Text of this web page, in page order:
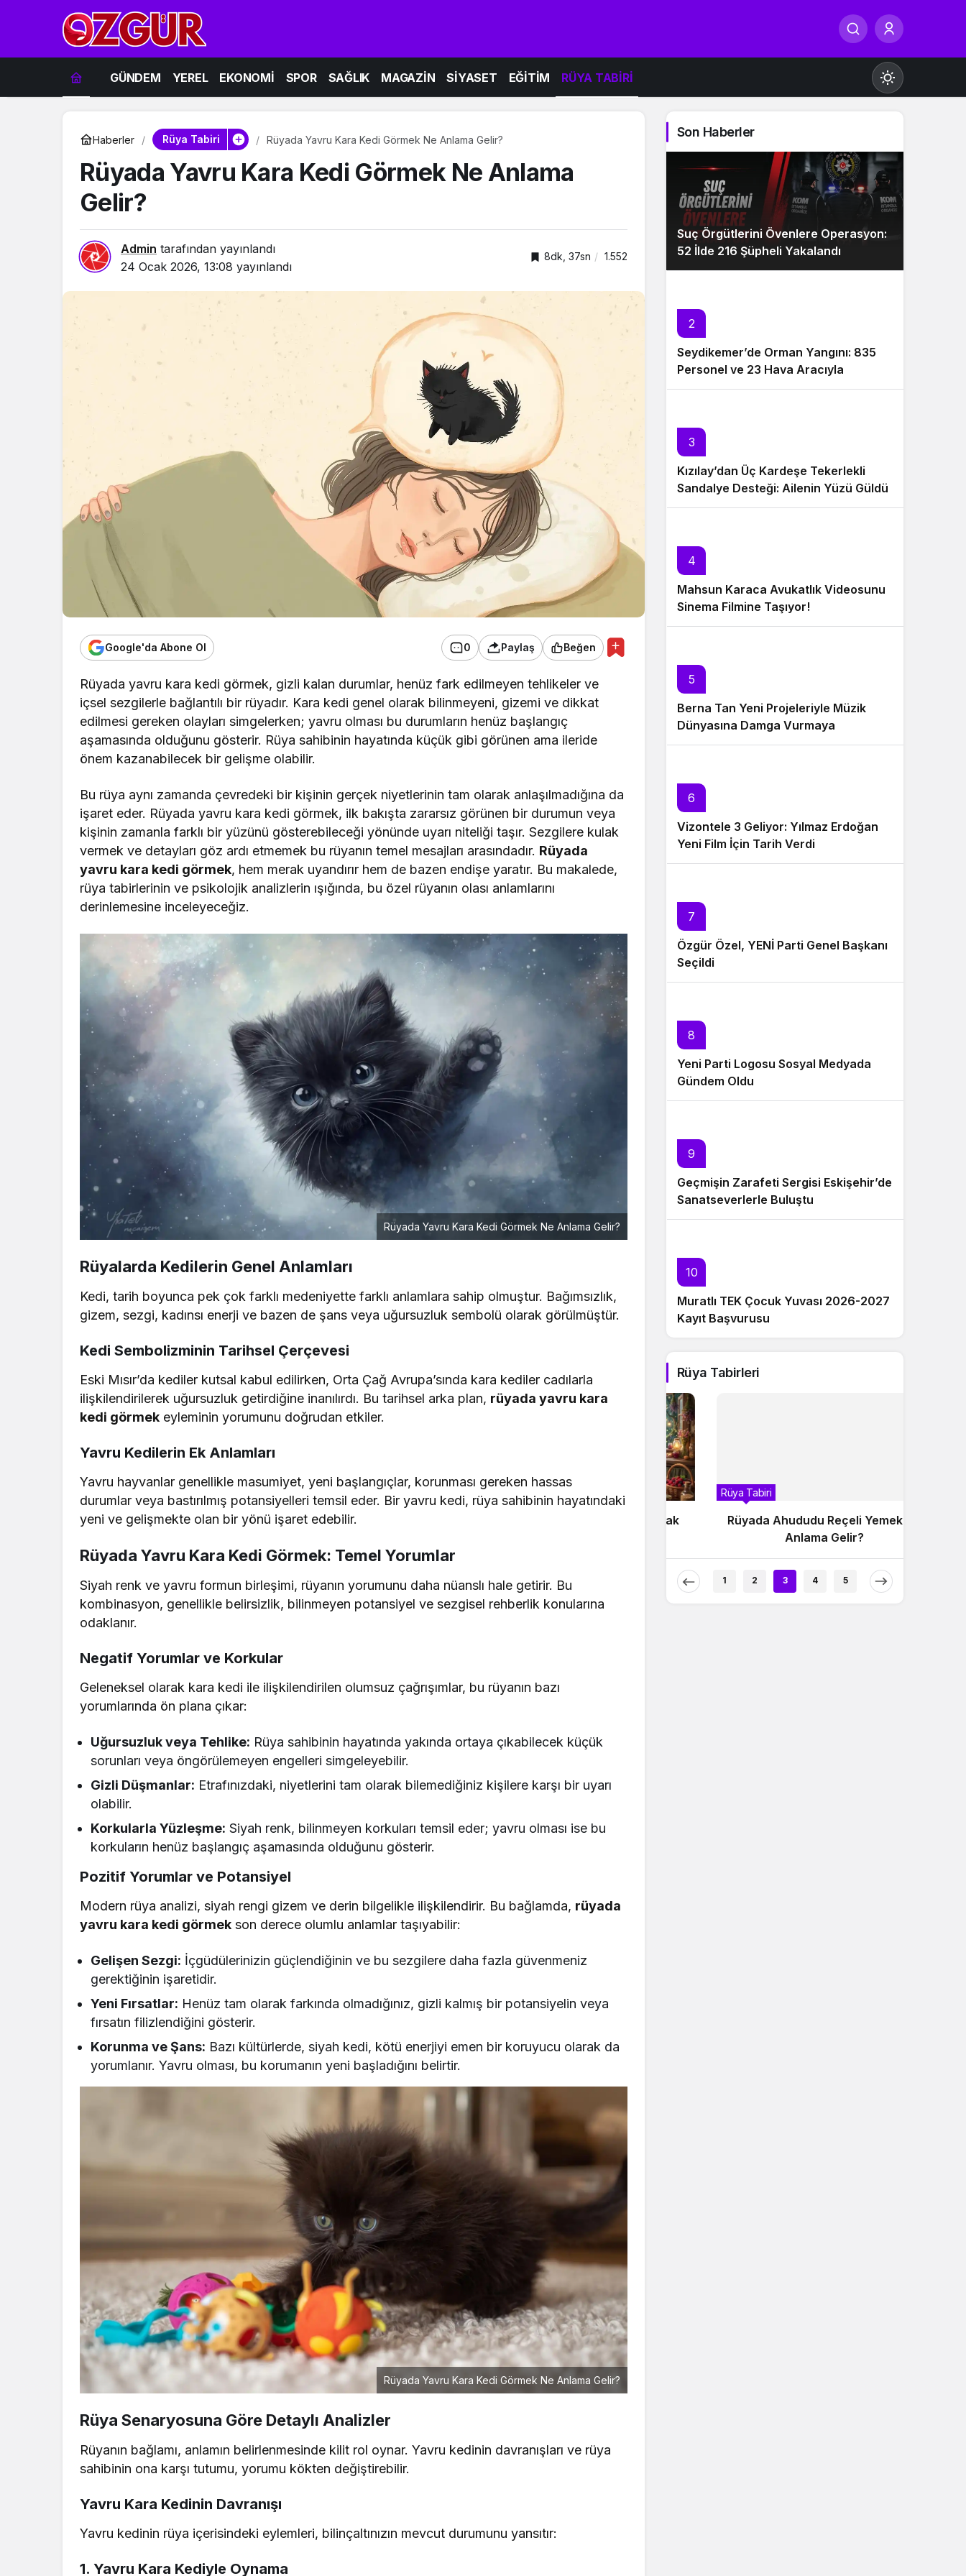
GÜNDEM YEREL EKONOMİ SPOR SAĞLIK MAGAZİN SİYASET EĞİTİM RÜYA TABİRİ
Gündüz Modu
Gündüz modunu seçin.
Gece Modu
Haberler Rüya Tabiri Rüyada Yavru Kara Kedi Görmek Ne Anlama Gelir?
Rüyada Yavru Kara Kedi Görmek Ne Anlama
Gelir?
Admin tarafından yayınlandı
24 Ocak 2026, 13:08 yayınlandı
8dk, 37sn 1.552
Google'da Abone Ol 0 Paylaş Beğen
Rüyada yavru kara kedi görmek, gizli kalan durumlar, henüz fark edilmeyen tehlikeler ve
içsel sezgilerle bağlantılı bir rüyadır. Kara kedi genel olarak bilinmeyeni, gizemi ve dikkat
edilmesi gereken olayları simgelerken; yavru olması bu durumların henüz başlangıç
aşamasında olduğunu gösterir. Rüya sahibinin hayatında küçük gibi görünen ama ileride
önem kazanabilecek bir gelişme olabilir.
Bu rüya aynı zamanda çevredeki bir kişinin gerçek niyetlerinin tam olarak anlaşılmadığına da
işaret eder. Rüyada yavru kara kedi görmek, ilk bakışta zararsız görünen bir durumun veya
kişinin zamanla farklı bir yüzünü gösterebileceği yönünde uyarı niteliği taşır. Sezgilere kulak
vermek ve detayları göz ardı etmemek bu rüyanın temel mesajları arasındadır. Rüyada
yavru kara kedi görmek, hem merak uyandırır hem de bazen endişe yaratır. Bu makalede,
rüya tabirlerinin ve psikolojik analizlerin ışığında, bu özel rüyanın olası anlamlarını
derinlemesine inceleyeceğiz.
Rüyada Yavru Kara Kedi Görmek Ne Anlama Gelir?
Rüyalarda Kedilerin Genel Anlamları
Kedi, tarih boyunca pek çok farklı medeniyette farklı anlamlara sahip olmuştur. Bağımsızlık,
gizem, sezgi, kadınsı enerji ve bazen de şans veya uğursuzluk sembolü olarak görülmüştür.
Kedi Sembolizminin Tarihsel Çerçevesi
Eski Mısır’da kediler kutsal kabul edilirken, Orta Çağ Avrupa’sında kara kediler cadılarla
ilişkilendirilerek uğursuzluk getirdiğine inanılırdı. Bu tarihsel arka plan, rüyada yavru kara
kedi görmek eyleminin yorumunu doğrudan etkiler.
Yavru Kedilerin Ek Anlamları
Yavru hayvanlar genellikle masumiyet, yeni başlangıçlar, korunması gereken hassas
durumlar veya bastırılmış potansiyelleri temsil eder. Bir yavru kedi, rüya sahibinin hayatındaki
yeni ve gelişmekte olan bir yönü işaret edebilir.
Rüyada Yavru Kara Kedi Görmek: Temel Yorumlar
Siyah renk ve yavru formun birleşimi, rüyanın yorumunu daha nüanslı hale getirir. Bu
kombinasyon, genellikle belirsizlik, bilinmeyen potansiyel ve sezgisel rehberlik konularına
odaklanır.
Negatif Yorumlar ve Korkular
Geleneksel olarak kara kedi ile ilişkilendirilen olumsuz çağrışımlar, bu rüyanın bazı
yorumlarında ön plana çıkar:
Uğursuzluk veya Tehlike: Rüya sahibinin hayatında yakında ortaya çıkabilecek küçük
sorunları veya öngörülemeyen engelleri simgeleyebilir.
Gizli Düşmanlar: Etrafınızdaki, niyetlerini tam olarak bilemediğiniz kişilere karşı bir uyarı
olabilir.
Korkularla Yüzleşme: Siyah renk, bilinmeyen korkuları temsil eder; yavru olması ise bu
korkuların henüz başlangıç aşamasında olduğunu gösterir.
Pozitif Yorumlar ve Potansiyel
Modern rüya analizi, siyah rengi gizem ve derin bilgelikle ilişkilendirir. Bu bağlamda, rüyada
yavru kara kedi görmek son derece olumlu anlamlar taşıyabilir:
Gelişen Sezgi: İçgüdülerinizin güçlendiğinin ve bu sezgilere daha fazla güvenmeniz
gerektiğinin işaretidir.
Yeni Fırsatlar: Henüz tam olarak farkında olmadığınız, gizli kalmış bir potansiyelin veya
fırsatın filizlendiğini gösterir.
Korunma ve Şans: Bazı kültürlerde, siyah kedi, kötü enerjiyi emen bir koruyucu olarak da
yorumlanır. Yavru olması, bu korumanın yeni başladığını belirtir.
Rüyada Yavru Kara Kedi Görmek Ne Anlama Gelir?
Rüya Senaryosuna Göre Detaylı Analizler
Rüyanın bağlamı, anlamın belirlenmesinde kilit rol oynar. Yavru kedinin davranışları ve rüya
sahibinin ona karşı tutumu, yorumu kökten değiştirebilir.
Yavru Kara Kedinin Davranışı
Yavru kedinin rüya içerisindeki eylemleri, bilinçaltınızın mevcut durumunu yansıtır:
1. Yavru Kara Kediyle Oynama
Son Haberler
Suç Örgütlerini Övenlere Operasyon:
52 İlde 216 Şüpheli Yakalandı
2
Seydikemer’de Orman Yangını: 835
Personel ve 23 Hava Aracıyla
Müdahale Sürüyor
3
Kızılay’dan Üç Kardeşe Tekerlekli
Sandalye Desteği: Ailenin Yüzü Güldü
4
Mahsun Karaca Avukatlık Videosunu
Sinema Filmine Taşıyor!
5
Berna Tan Yeni Projeleriyle Müzik
Dünyasına Damga Vurmaya
Hazırlanıyor
6
Vizontele 3 Geliyor: Yılmaz Erdoğan
Yeni Film İçin Tarih Verdi
7
Özgür Özel, YENİ Parti Genel Başkanı
Seçildi
8
Yeni Parti Logosu Sosyal Medyada
Gündem Oldu
9
Geçmişin Zarafeti Sergisi Eskişehir’de
Sanatseverlerle Buluştu
10
Muratlı TEK Çocuk Yuvası 2026-2027
Kayıt Başvurusu
Rüya Tabirleri
Rüyada Ahududu Reçeli Almak Ne
Rüya Tabiri Rüya Tabiri
Rüyada Ahududu Reçeli Yemek Ne
Anlama Gelir?
1 2 3 4 5